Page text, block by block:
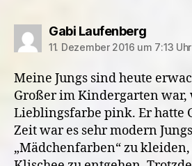
Gabi Laufenbergsagt:
11. Dezember 2016 um 7:13 Uhr
Meine Jungs sind heute
Großer im Kindergarten war,
Lieblingsfarbe pink. Er hatte
Zeit war es sehr modern
„Mädchenfarben“ zu